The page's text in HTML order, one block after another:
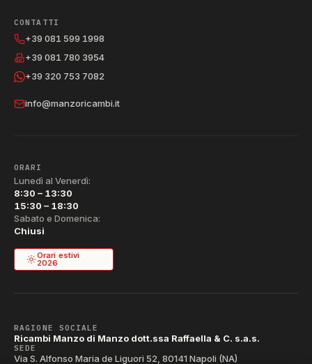
CONTATTI
+39 081 599 1998
+39 081 780 3954
+39 320 753 7082
info@manzoricambi.it
ORARI
Lunedì al Venerdì:
8:30 – 13:30
15:30 – 18:30
Sabato e Domenica:
Chiusi
Orari estivi
2026
RAGIONE SOCIALE
Ricambi Manzo di Manzo dott.ssa Raffaella & C. s.a.s.
SEDE
Via S. Alfonso Maria de Liguori 52, 80141 Napoli (NA)